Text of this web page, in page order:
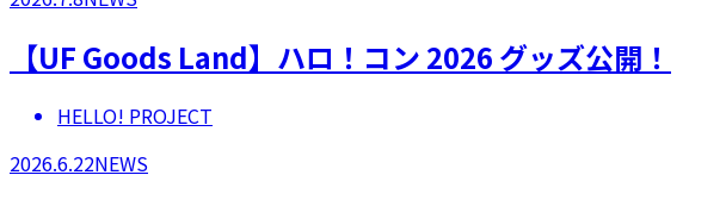
【UF Goods Land】ハロ！コン 2026 グッズ公開！
HELLO! PROJECT
2026.6.22NEWS